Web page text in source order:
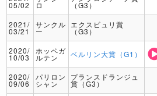
05/02 ロ （G3）
2021/
03/21
サンクル
ー
エクスビュリ賞
（G3）
2020/
10/03
ホッペガ
ルテン ベルリン大賞（G1）
2020/
09/06
パリロン
シャン
プランスドランジュ
賞（G3）